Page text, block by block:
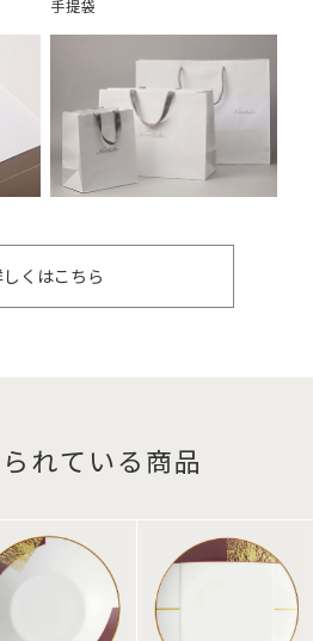
手提袋
くはこちら
れている商品